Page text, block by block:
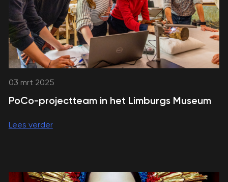
03 mrt 2025
PoCo-projectteam in het Limburgs Museum
Lees verder